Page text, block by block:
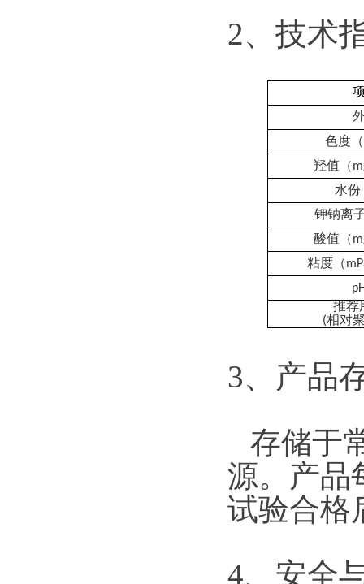
2、技术
色度（
羟值（
水份
钾钠离
酸值（
粘度（
推荐
(相对
3、产品
存储于
源。产品
试验合格
4、安全